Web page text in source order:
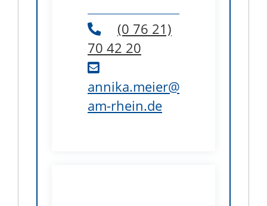
(0 76 21)
70 42 20
annika.meier@weil-
am-rhein.de